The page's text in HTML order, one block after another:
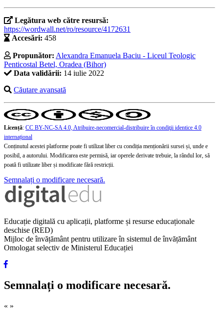
Legătura web către resursă:
https://wordwall.net/ro/resource/4172631
Accesări: 458
Propunător: Alexandra Emanuela Baciu - Liceul Teologic
Penticostal Betel, Oradea (Bihor)
Data validării: 14 iulie 2022
Căutare avansată
Licență: CC BY-NC-SA 4.0, Atribuire-necomercial-distribuire în condiţii identice 4.0
internațional
Conținutul acestei platforme poate fi utilizat liber cu condiția menționării sursei și, unde e
posibil, a autorului. Modificarea este permisă, iar operele derivate trebuie, la rândul lor, să
poată fi utilizate liber și modificate fără restricții.
Semnalați o modificare necesară.
Educație digitală cu aplicații, platforme și resurse educaționale
deschise (RED)
Mijloc de învățământ pentru utilizare în sistemul de învățământ
Omologat selectiv de Ministerul Educației
Semnalați o modificare necesară.
« »